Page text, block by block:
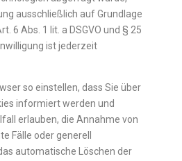
ausschließlich auf Grundlage
6 Abs. 1 lit. a DSGVO und § 25
ist jederzeit
so einstellen, dass Sie über
informiert werden und
erlauben, die Annahme von
Fälle oder generell
automatische Löschen der